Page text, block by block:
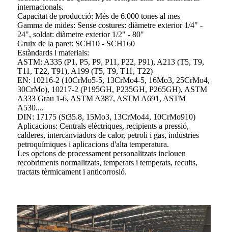
internacionals.
Capacitat de producció: Més de 6.000 tones al mes
Gamma de mides: Sense costures: diàmetre exterior 1/4" -
24", soldat: diàmetre exterior 1/2" - 80"
Gruix de la paret: SCH10 - SCH160
Estàndards i materials:
ASTM: A335 (P1, P5, P9, P11, P22, P91), A213 (T5, T9,
T11, T22, T91), A199 (T5, T9, T11, T22)
EN: 10216-2 (10CrMo5-5, 13CrMo4-5, 16Mo3, 25CrMo4,
30CrMo), 10217-2 (P195GH, P235GH, P265GH), ASTM
A333 Grau 1-6, ASTM A387, ASTM A691, ASTM
A530....
DIN: 17175 (St35.8, 15Mo3, 13CrMo44, 10CrMo910)
Aplicacions: Centrals elèctriques, recipients a pressió,
calderes, intercanviadors de calor, petroli i gas, indústries
petroquímiques i aplicacions d'alta temperatura.
Les opcions de processament personalitzats inclouen
recobriments normalitzats, temperats i temperats, recuits,
tractats tèrmicament i anticorrosió.